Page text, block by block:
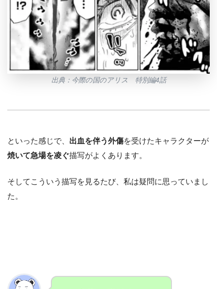
出典：今際の国のアリス 特別編4話
といった感じで、 出血を伴う外傷を受けたキャラクターが
焼いて急場を凌ぐ描写がよくあります。
そしてこういう描写を見るたび、私は疑問に思っていまし
た。